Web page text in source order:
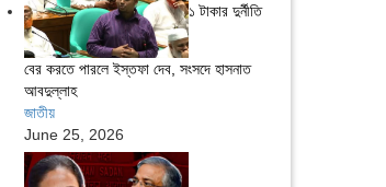
১ টাকার দুর্নীতি
বের করতে পারলে ইস্তফা দেব, সংসদে হাসনাত
আবদুল্লাহ
জাতীয়
June 25, 2026